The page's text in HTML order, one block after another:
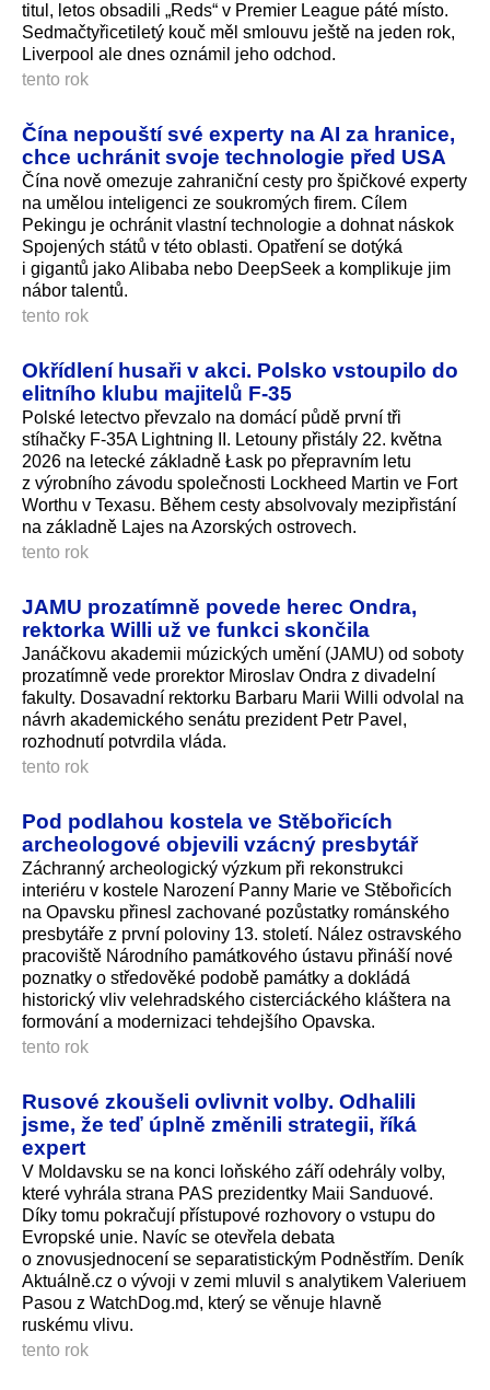
titul, letos obsadili „Reds“ v Premier League páté místo.
Sedmačtyřicetiletý kouč měl smlouvu ještě na jeden rok,
Liverpool ale dnes oznámil jeho odchod.
tento rok
Čína nepouští své experty na AI za hranice,
chce uchránit svoje technologie před USA
Čína nově omezuje zahraniční cesty pro špičkové experty
na umělou inteligenci ze soukromých firem. Cílem
Pekingu je ochránit vlastní technologie a dohnat náskok
Spojených států v této oblasti. Opatření se dotýká
i gigantů jako Alibaba nebo DeepSeek a komplikuje jim
nábor talentů.
tento rok
Okřídlení husaři v akci. Polsko vstoupilo do
elitního klubu majitelů F-35
Polské letectvo převzalo na domácí půdě první tři
stíhačky F-35A Lightning II. Letouny přistály 22. května
2026 na letecké základně Łask po přepravním letu
z výrobního závodu společnosti Lockheed Martin ve Fort
Worthu v Texasu. Během cesty absolvovaly mezipřistání
na základně Lajes na Azorských ostrovech.
tento rok
JAMU prozatímně povede herec Ondra,
rektorka Willi už ve funkci skončila
Janáčkovu akademii múzických umění (JAMU) od soboty
prozatímně vede prorektor Miroslav Ondra z divadelní
fakulty. Dosavadní rektorku Barbaru Marii Willi odvolal na
návrh akademického senátu prezident Petr Pavel,
rozhodnutí potvrdila vláda.
tento rok
Pod podlahou kostela ve Stěbořicích
archeologové objevili vzácný presbytář
Záchranný archeologický výzkum při rekonstrukci
interiéru v kostele Narození Panny Marie ve Stěbořicích
na Opavsku přinesl zachované pozůstatky románského
presbytáře z první poloviny 13. století. Nález ostravského
pracoviště Národního památkového ústavu přináší nové
poznatky o středověké podobě památky a dokládá
historický vliv velehradského cisterciáckého kláštera na
formování a modernizaci tehdejšího Opavska.
tento rok
Rusové zkoušeli ovlivnit volby. Odhalili
jsme, že teď úplně změnili strategii, říká
expert
V Moldavsku se na konci loňského září odehrály volby,
které vyhrála strana PAS prezidentky Maii Sanduové.
Díky tomu pokračují přístupové rozhovory o vstupu do
Evropské unie. Navíc se otevřela debata
o znovusjednocení se separatistickým Podněstřím. Deník
Aktuálně.cz o vývoji v zemi mluvil s analytikem Valeriuem
Pasou z WatchDog.md, který se věnuje hlavně
ruskému vlivu.
tento rok